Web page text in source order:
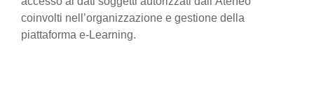
coinvolti nell’organizzazione e gestione della
piattaforma e-Learning.